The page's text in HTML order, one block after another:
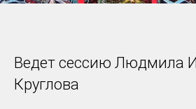
Ведет сессию Людмила
Круглова